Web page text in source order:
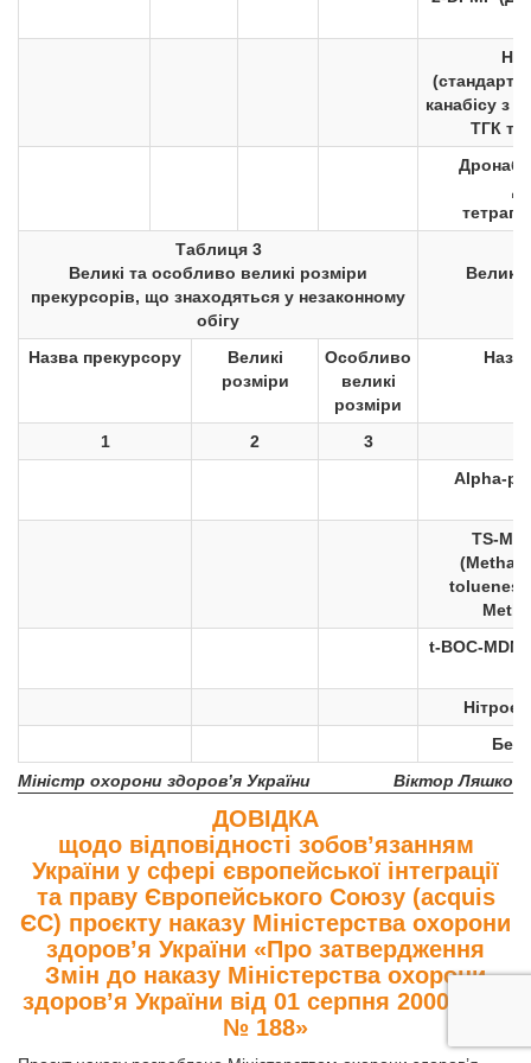
канабісу з
ТГК та
Таблиця 3
Великі та особливо великі розміри
прекурсорів, що знаходяться у незаконному
обігу
Великі
Назва прекурсору
Великі
розміри
Особливо
великі
розміри
1 2
3
Alpha-
TS-
t-BOC-
Міністр охорони здоров’я України
Віктор Ляшко
ДОВІДКА
щодо відповідності зобов’язанням
України у сфері європейської інтеграції
та праву Європейського Союзу (acquis
ЄС) проєкту наказу Міністерства охорони
здоров’я України «Про затвердження
Змін до наказу Міністерства охорони
здоров’я України від 01 серпня 2000 року
№ 188»